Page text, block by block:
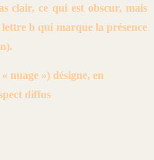
clair, ce qui est obscur, mais
b qui marque la présence
« nuage ») désigne, en
diffus